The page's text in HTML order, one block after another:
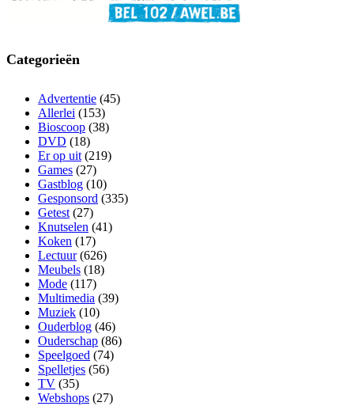
Categorieën
Advertentie (45)
Allerlei (153)
Bioscoop (38)
DVD (18)
Er op uit(219)
Games (27)
Gastblog (10)
Gesponsord (335)
Getest(27)
Knutselen (41)
Koken (17)
Lectuur(626)
Meubels (18)
Mode (117)
Multimedia (39)
Muziek (10)
Ouderblog (46)
Ouderschap (86)
Speelgoed (74)
Spelletjes (56)
TV (35)
Webshops (27)